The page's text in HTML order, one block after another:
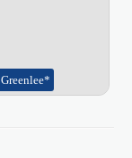
Greenlee*